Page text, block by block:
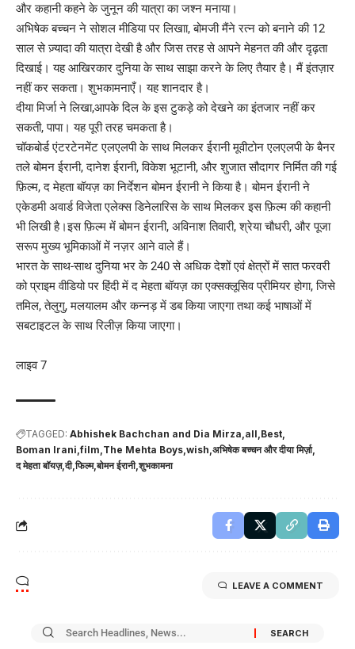
और कहानी कहने के जुनून की यात्रा का जश्न मनाया।
अभिषेक बच्चन ने सोशल मीडिया पर लिखाा, बोमजी मैंने रत्न को बनाने की 12
साल से ज़्यादा की यात्रा देखी है और जिस तरह से आपने मेहनत की और दृढ़ता
दिखाई। यह आखिरकार दुनिया के साथ साझा करने के लिए तैयार है। मैं इंतज़ार
नहीं कर सकता। शुभकामनाएँ। यह शानदार है।
दीया मिर्जा ने लिखा,आपके दिल के इस टुकड़े को देखने का इंतजार नहीं कर
सकती, पापा। यह पूरी तरह चमकता है।
चॉकबोर्ड एंटरटेनमेंट एलएलपी के साथ मिलकर ईरानी मूवीटोन एलएलपी के बैनर
तले बोमन ईरानी, दानेश ईरानी, विकेश भूटानी, और शुजात सौदागर निर्मित की गई
फ़िल्म, द मेहता बॉयज़ का निर्देशन बोमन ईरानी ने किया है। बोमन ईरानी ने
एकेडमी अवार्ड विजेता एलेक्स डिनेलारिस के साथ मिलकर इस फ़िल्म की कहानी
भी लिखी है।इस फ़िल्म में बोमन ईरानी, ​​अविनाश तिवारी, श्रेया चौधरी, और पूजा
सरूप मुख्य भूमिकाओं में नज़र आने वाले हैं।
भारत के साथ-साथ दुनिया भर के 240 से अधिक देशों एवं क्षेत्रों में सात फरवरी
को प्राइम वीडियो पर हिंदी में द मेहता बॉयज़ का एक्सक्लूसिव प्रीमियर होगा, जिसे
तमिल, तेलुगु, मलयालम और कन्नड़ में डब किया जाएगा तथा कई भाषाओं में
सबटाइटल के साथ रिलीज़ किया जाएगा।
लाइव 7
TAGGED: Abhishek Bachchan and Dia Mirza all Best
Boman Irani film The Mehta Boys wish अभिषेक बच्चन और दीया मिर्ज़ा
द मेहता बॉयज़ दी फिल्म बोमन ईरानी शुभकामना
LEAVE A COMMENT